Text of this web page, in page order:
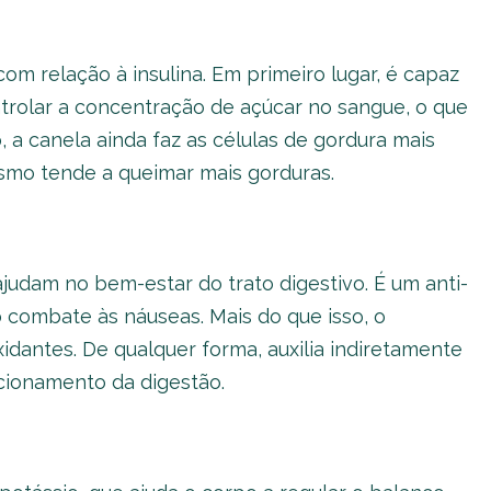
relação à insulina. Em primeiro lugar, é capaz
a concentração de açúcar no sangue, o que
canela ainda faz as células de gordura mais
tende a queimar mais gorduras.
no bem-estar do trato digestivo. É um anti-
às náuseas. Mais do que isso, o
De qualquer forma, auxilia indiretamente
da digestão.